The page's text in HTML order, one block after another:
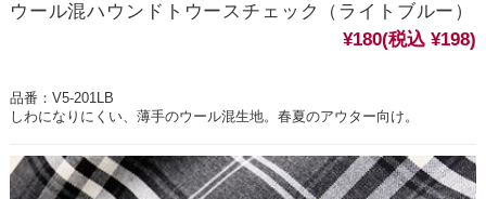
ウール混ハウンドトウースチェック（ライトブルー）
¥180(税込 ¥198)
品番：V5-201LB
しわになりにくい、薄手のウール混生地。春夏のアウター向け。